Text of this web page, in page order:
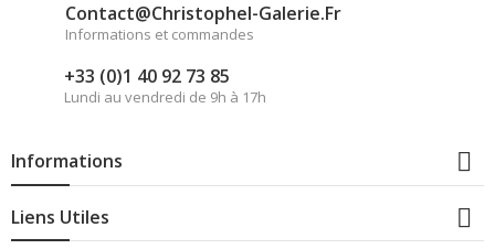
Contact@christophel-Galerie.fr
Informations et commandes
+33 (0)1 40 92 73 85
Lundi au vendredi de 9h à 17h
Informations 
Liens Utiles 